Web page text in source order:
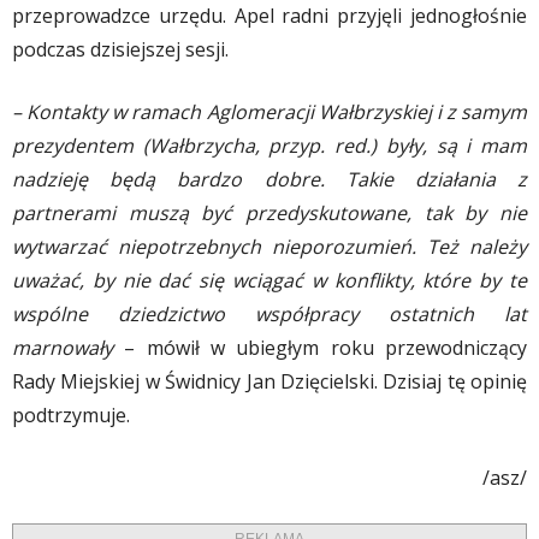
przeprowadzce urzędu. Apel radni przyjęli jednogłośnie
podczas dzisiejszej sesji.
– Kontakty w ramach Aglomeracji Wałbrzyskiej i z samym
prezydentem (Wałbrzycha, przyp. red.) były, są i mam
nadzieję będą bardzo dobre. Takie działania z
partnerami muszą być przedyskutowane, tak by nie
wytwarzać niepotrzebnych nieporozumień. Też należy
uważać, by nie dać się wciągać w konflikty, które by te
wspólne dziedzictwo współpracy ostatnich lat
marnowały– mówił w ubiegłym roku przewodniczący
Rady Miejskiej w Świdnicy Jan Dzięcielski. Dzisiaj tę opinię
podtrzymuje.
/asz/